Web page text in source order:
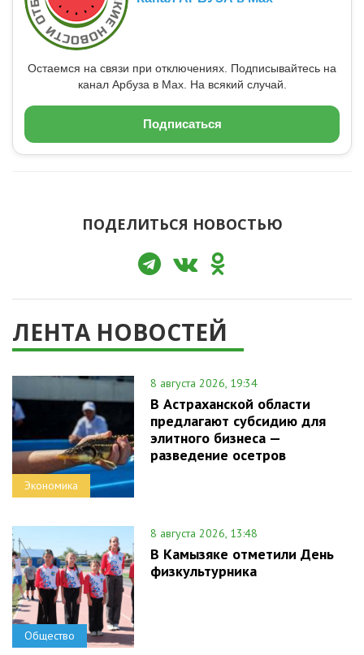
Остаемся на связи при отключениях. Подписывайтесь на
канал Арбуза в Max. На всякий случай.
Подписаться
ПОДЕЛИТЬСЯ НОВОСТЬЮ
ЛЕНТА НОВОСТЕЙ
Экономика
8 августа 2026, 19:34
В Астраханской области
предлагают субсидию для
элитного бизнеса —
разведение осетров
Общество
8 августа 2026, 13:48
В Камызяке отметили День
физкультурника